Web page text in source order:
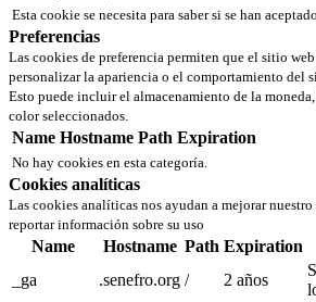
Esta cookie se necesita para saber si se han
Preferencias
Las cookies de preferencia permiten que el sitio
personalizar la apariencia o el comportamiento del
Esto puede incluir el almacenamiento de la
color seleccionados.
Name Hostname Path Expiration
No hay cookies en esta categoría.
Cookies analíticas
Las cookies analíticas nos ayudan a mejorar
reportar información sobre su uso
Name Hostname Path Expiration
_ga
.senefro.org / 2 años